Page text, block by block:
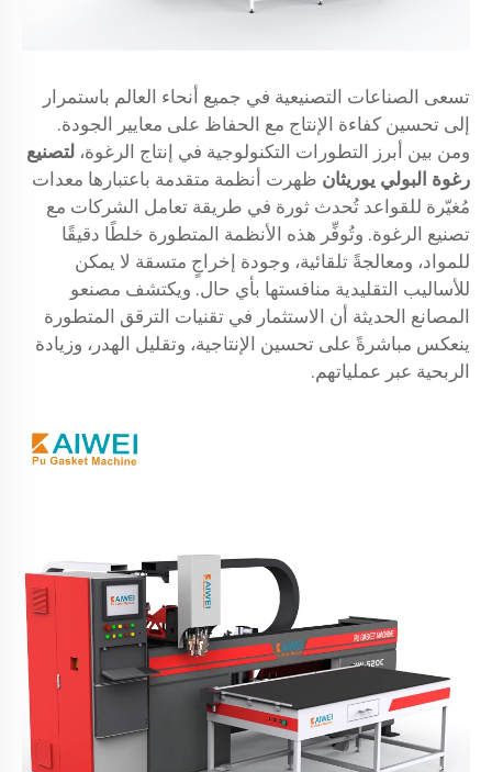
تسعى الصناعات التصنيعية في جميع أنحاء العالم باستمرار
إلى تحسين كفاءة الإنتاج مع الحفاظ على معايير الجودة.
ومن بين أبرز التطورات التكنولوجية في إنتاج الرغوة، لتصنيع
رغوة البولي يوريثان ظهرت أنظمة متقدمة باعتبارها معدات
مُغيّرة للقواعد تُحدث ثورة في طريقة تعامل الشركات مع
تصنيع الرغوة. وتُوفِّر هذه الأنظمة المتطورة خلطًا دقيقًا
للمواد، ومعالجةً تلقائية، وجودة إخراجٍ متسقة لا يمكن
للأساليب التقليدية منافستها بأي حال. ويكتشف مصنعو
المصانع الحديثة أن الاستثمار في تقنيات الترقق المتطورة
ينعكس مباشرةً على تحسين الإنتاجية، وتقليل الهدر، وزيادة
الربحية عبر عملياتهم.